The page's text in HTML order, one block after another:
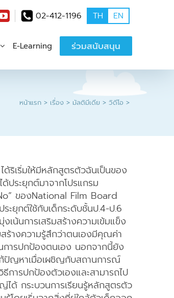
02-412-1196 TH EN
E-Learning ร่วมสนับสนุน
หน้าแรก เรื่อง มัลติมีเดีย วิดีโอ
ริเริ่มให้มีหลักสูตรตัวฉันเป็นของ
ประยุกต์มาจากโปรแกรม
ของNational Film Board
ระยุกต์ใช้กับเด็กระดับชั้นป.4-ป.6
น้นการเสริมสร้างความเข้มแข็ง
สร้างความรู้สึกว่าตนเองมีคุณค่า
นการปกป้องตนเอง นอกจากนี้ยัง
ก้ปัญหาเมื่อเผชิญกับสถานการณ์
การปกป้องตัวเองและสามารถไป
ได้ กระบวนการเรียนรู้หลักสูตรตัว